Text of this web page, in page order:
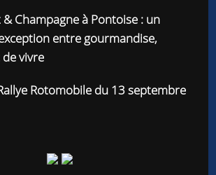
Champagne à Pontoise : un
entre gourmandise,
vivre
Rotomobile du 13 septembre